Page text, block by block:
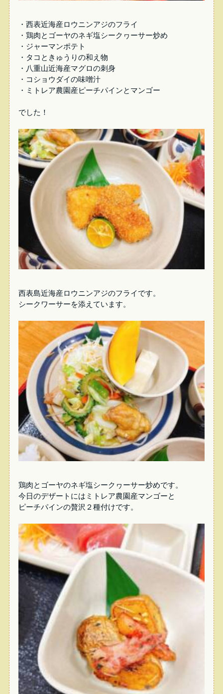
・西表近海産ロウニンアジのフライ
・鶏肉とゴーヤのネギ塩シークヮーサー炒め
・ジャーマンポテト
・タコときゅうりの和え物
・八重山近海産マグロの刺身
・コショウダイの味噌汁
・ミトレア農園産ピーチパインとマンゴー
でした！
西表島近海産ロウニンアジのフライです。
シークワーサーを添えています。
鶏肉とゴーヤのネギ塩シークヮーサー炒めです。
今日のデザートにはミトレア農園産マンゴーと
ピーチパインの贅沢２種付けです。